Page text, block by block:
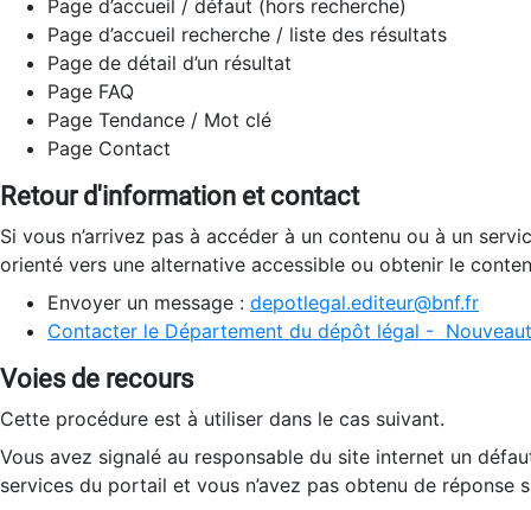
Page d’accueil / défaut (hors recherche)
Page d’accueil recherche / liste des résultats
Page de détail d’un résultat
Page FAQ
Page Tendance / Mot clé
Page Contact
Retour d'information et contact
Si vous n’arrivez pas à accéder à un contenu ou à un
orienté vers une alternative accessible ou obtenir le
Envoyer un message : depotlegal.editeur@bnf.fr
Contacter le Département du dépôt légal -
Voies de recours
Cette procédure est à utiliser dans le cas suivant.
Vous avez signalé au responsable du site internet un
services du portail et vous n’avez pas obtenu de réponse